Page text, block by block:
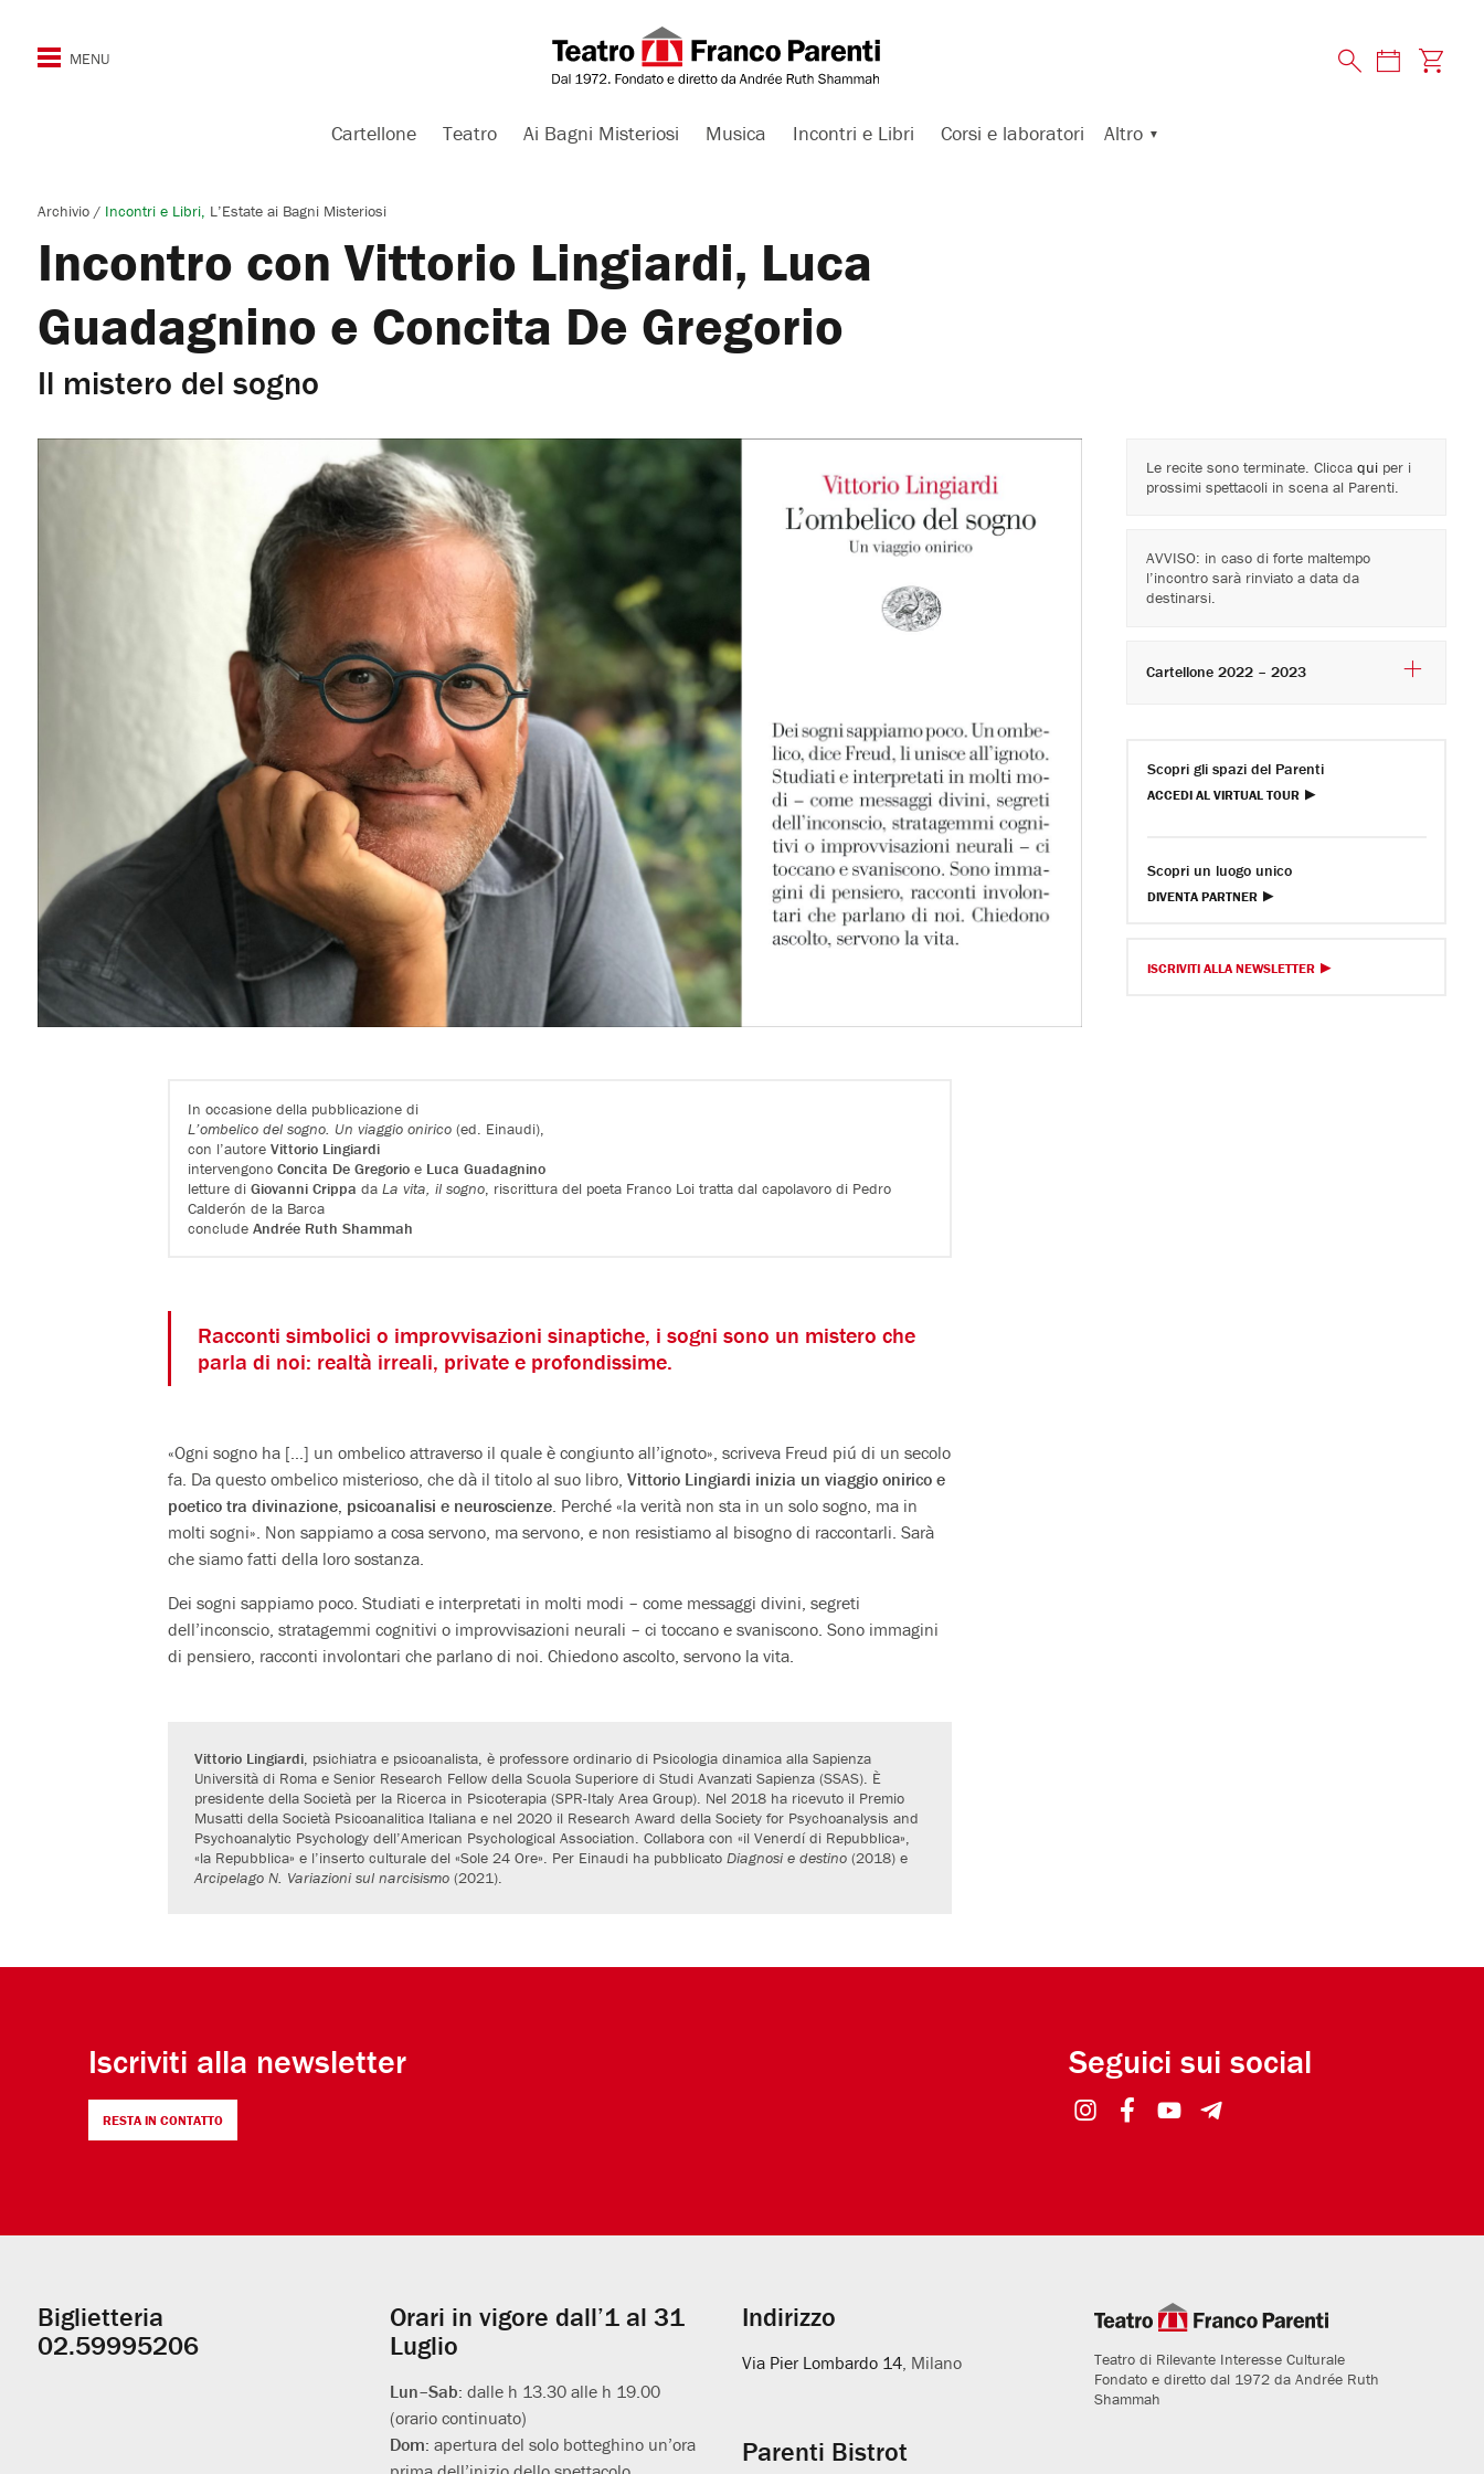
Cartellone Teatro Ai Bagni Misteriosi Musica Incontri e Libri Corsi e laboratori Altro
Archivio / Incontri e Libri L’Estate ai Bagni Misteriosi
Incontro con Vittorio Lingiardi, Luca
Guadagnino e Concita De Gregorio
Il mistero del sogno
In occasione della pubblicazione di
L’ombelico del sogno. Un viaggio onirico (ed. Einaudi),
con l’autoreVittorio Lingiardi
intervengonoConcita De Gregorio e Luca Guadagnino
letture diGiovanni Crippa daLa vita, il sogno, riscrittura del poeta Franco Loi tratta dal capolavoro di Pedro
Calderón de la Barca
concludeAndrée Ruth Shammah
Racconti simbolici o improvvisazioni sinaptiche, i sogni sono un mistero che
parla di noi: realtà irreali, private e profondissime.
«Ogni sogno ha […] un ombelico attraverso il quale è congiunto all’ignoto», scriveva Freud piú di un secolo
fa. Da questo ombelico misterioso, che dà il titolo al suo libro, Vittorio Lingiardi inizia un viaggio onirico e
poetico tra divinazione, psicoanalisi e neuroscienze . Perché «la verità non sta in un solo sogno, ma in
molti sogni». Non sappiamo a cosa servono, ma servono, e non resistiamo al bisogno di raccontarli. Sarà
che siamo fatti della loro sostanza.
Dei sogni sappiamo poco. Studiati e interpretati in molti modi – come messaggi divini, segreti
dell’inconscio, stratagemmi cognitivi o improvvisazioni neurali – ci toccano e svaniscono. Sono immagini
di pensiero, racconti involontari che parlano di noi. Chiedono ascolto, servono la vita.
Vittorio Lingiardi, psichiatra e psicoanalista, è professore ordinario di Psicologia dinamica alla Sapienza
Università di Roma e Senior Research Fellow della Scuola Superiore di Studi Avanzati Sapienza (SSAS). È
presidente della Società per la Ricerca in Psicoterapia (SPR-Italy Area Group). Nel 2018 ha ricevuto il Premio
Musatti della Società Psicoanalitica Italiana e nel 2020 il Research Award della Society for Psychoanalysis and
Psychoanalytic Psychology dell’American Psychological Association. Collabora con «il Venerdí di Repubblica»,
«la Repubblica» e l’inserto culturale del «Sole 24 Ore». Per Einaudi ha pubblicato Diagnosi e destino (2018) e
Arcipelago N. Variazioni sul narcisismo (2021).
Le recite sono terminate. Clicca quiper i
prossimi spettacoli in scena al Parenti.
AVVISO: in caso di forte maltempo
l’incontro sarà rinviato a data da
destinarsi.
Cartellone 2022 – 2023
Scopri gli spazi del Parenti
ACCEDI AL VIRTUAL TOUR
Scopri un luogo unico
DIVENTA PARTNER
ISCRIVITI ALLA NEWSLETTER
Iscriviti alla newsletter
RESTA IN CONTATTO
Seguici sui social
Informazioni
utili
Biglietteria
02.59995206
Orari in vigore dall’1 al 31
Luglio
Lun–Sab: dalle h 13.30 alle h 19.00
(orario continuato)
Dom: apertura del solo botteghino un’ora
Indirizzo
Via Pier Lombardo 14 , Milano
Parenti Bistrot
Teatro di Rilevante Interesse Culturale
Fondato e diretto dal 1972 da Andrée Ruth
Shammah